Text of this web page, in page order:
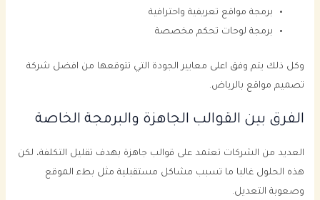
برمجة مواقع تعريفية واحترافية
برمجة لوحات تحكم مخصصة
وكل ذلك يتم وفق اعلى معايير الجودة التي تتوقعها من افضل شركة
تصميم مواقع بالرياض.
الفرق بين القوالب الجاهزة والبرمجة الخاصة
العديد من الشركات تعتمد على قوالب جاهزة بهدف تقليل التكلفة، لكن
هذه الحلول غالبا ما تسبب مشاكل مستقبلية مثل بطء الموقع
وصعوبة التعديل.